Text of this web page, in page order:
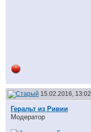
15.02.2016, 13:02
Геральт из Ривии
Модератор